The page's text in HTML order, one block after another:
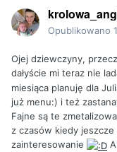
Opublikowano
Ojej dziewczyny,
dałyście mi teraz nie
miesiąca planuję dla
już menu:) i też
Fajne są te
z czasów kiedy jeszcze
zainteresowanie